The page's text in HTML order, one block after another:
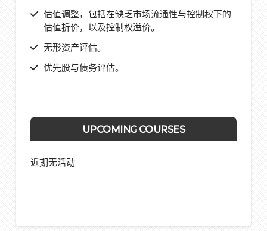
估值调整，包括在缺乏市场流通性与控制权下的
估值折价，以及控制权溢价。
无形资产评估。
优先股与债务评估。
UPCOMING COURSES
近期无活动